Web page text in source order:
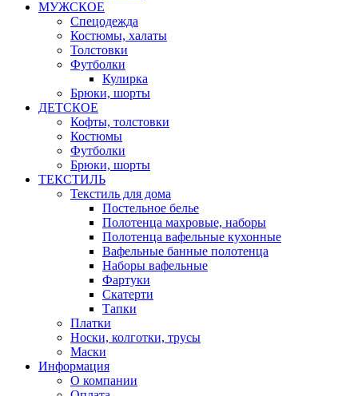
МУЖСКОЕ
Спецодежда
Костюмы, халаты
Толстовки
Футболки
Кулирка
Брюки, шорты
ДЕТСКОЕ
Кофты, толстовки
Костюмы
Футболки
Брюки, шорты
ТЕКСТИЛЬ
Текстиль для дома
Постельное белье
Полотенца махровые, наборы
Полотенца вафельные кухонные
Вафельные банные полотенца
Наборы вафельные
Фартуки
Скатерти
Тапки
Платки
Носки, колготки, трусы
Маски
Информация
О компании